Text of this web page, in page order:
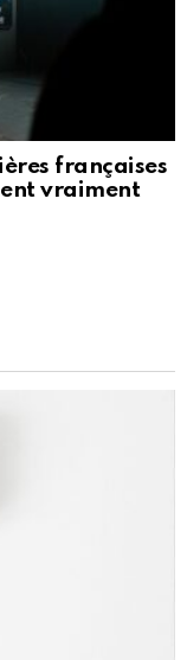
françaises
vraiment